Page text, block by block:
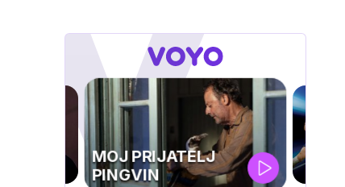
UEFA
SUPERPOKAL